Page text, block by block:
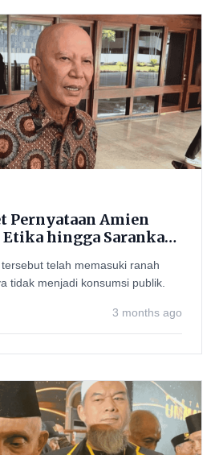
Pernyataan Amien
Etika hingga Sarankan
telah memasuki ranah
tidak menjadi konsumsi publik.
3 months ago